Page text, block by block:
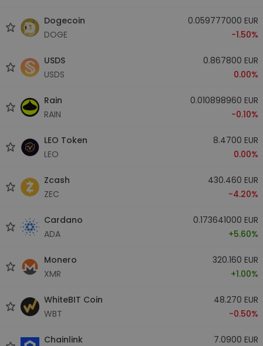
Dogecoin
DOGE
0.059777000 EUR
-1.50%
USDS
USDS
0.867800 EUR
0.00%
Rain
RAIN
0.010898960 EUR
-0.10%
LEO Token
LEO
8.4700 EUR
0.00%
Zcash
ZEC
430.460 EUR
-4.20%
Cardano
ADA
0.173641000 EUR
+5.60%
Monero
XMR
320.160 EUR
+1.00%
WhiteBIT Coin
WBT
48.270 EUR
-0.50%
Chainlink
7.0900 EUR